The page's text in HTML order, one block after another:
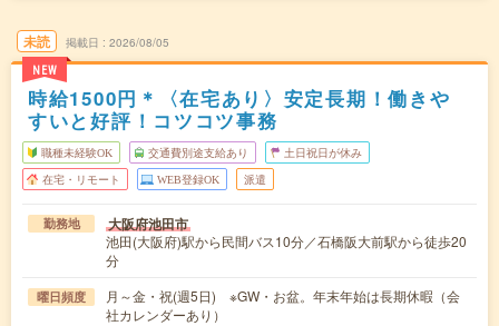
未読
NEW
掲載日 2026/08/05
時給1500円＊〈在宅あり〉安定長期！働きや
すいと好評！コツコツ事務
職種未経験OK 交通費別途支給あり 土日祝日が休み
在宅・リモート WEB登録OK 派遣
勤務地 大阪府池田市
池田(大阪府)駅から民間バス10分／石橋阪大前駅から徒歩20
分
曜日頻度
月～金・祝(週5日) ※GW・お盆。年末年始は長期休暇（会
社カレンダーあり）